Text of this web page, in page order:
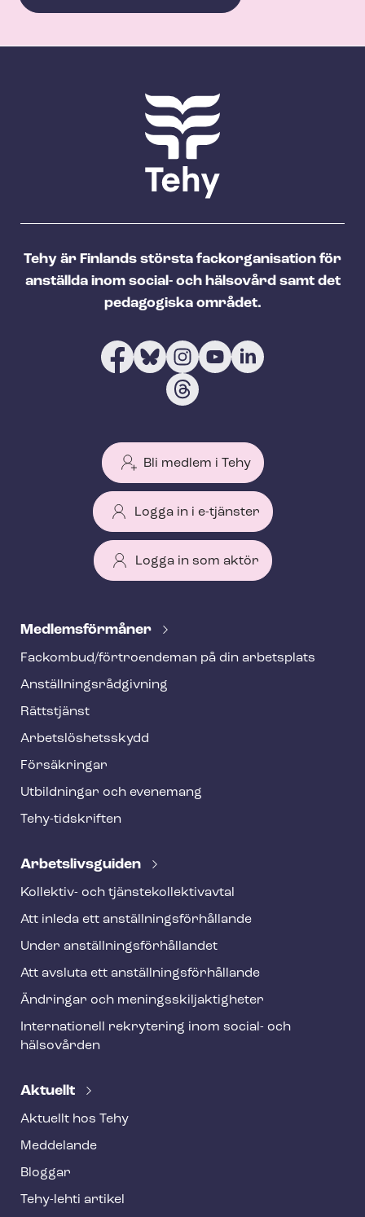
Tehy är Finlands största fackorganisation för
anställda inom social- och hälsovård samt det
pedagogiska området.
Bli medlem i Tehy
Logga in i e-tjänster
Logga in som aktör
e
f
o
o
t
e
Med­lems­för­må­ner
Fackombud/förtroendeman på din arbetsplats
An­ställ­nings­råd­giv­ning
Rättstjänst
Ar­bets­lös­hets­skydd
Försäkringar
Utbildningar och evenemang
Tehy-​tidskriften
Ar­bets­livs­gui­den
Kollektiv- och tjäns­te­kol­lek­tivav­tal
Att inleda ett an­ställ­nings­för­hål­lan­de
Under an­ställ­nings­för­hål­lan­det
Att avsluta ett an­ställ­nings­för­hål­lan­de
Ändringar och me­nings­skilj­ak­tig­he­ter
Internationell rekrytering inom social- och
hälsovården
Aktuellt
Aktuellt hos Tehy
Meddelande
Bloggar
Tehy-lehti artikel